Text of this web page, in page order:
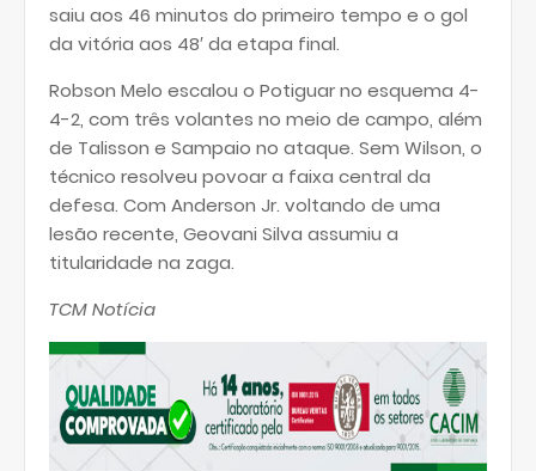
saiu aos 46 minutos do primeiro tempo e o gol
da vitória aos 48′ da etapa final.
Robson Melo escalou o Potiguar no esquema 4-
4-2, com três volantes no meio de campo, além
de Talisson e Sampaio no ataque. Sem Wilson, o
técnico resolveu povoar a faixa central da
defesa. Com Anderson Jr. voltando de uma
lesão recente, Geovani Silva assumiu a
titularidade na zaga.
TCM Notícia